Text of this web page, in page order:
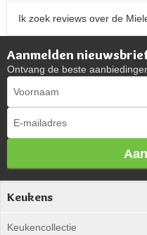
Ik zoek reviews over de
Aanmelden
Ontvang de beste
Keukens
Keukencollectie